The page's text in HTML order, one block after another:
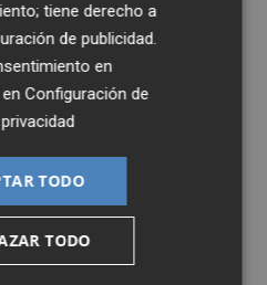
tiene derecho a
de publicidad.
en
enConfiguración de
TODO
TODO